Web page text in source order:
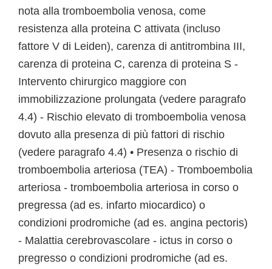
nota alla tromboembolia venosa, come
resistenza alla proteina C attivata (incluso
fattore V di Leiden), carenza di antitrombina III,
carenza di proteina C, carenza di proteina S -
Intervento chirurgico maggiore con
immobilizzazione prolungata (vedere paragrafo
4.4) - Rischio elevato di tromboembolia venosa
dovuto alla presenza di più fattori di rischio
(vedere paragrafo 4.4) • Presenza o rischio di
tromboembolia arteriosa (TEA) - Tromboembolia
arteriosa - tromboembolia arteriosa in corso o
pregressa (ad es. infarto miocardico) o
condizioni prodromiche (ad es. angina pectoris)
- Malattia cerebrovascolare - ictus in corso o
pregresso o condizioni prodromiche (ad es.